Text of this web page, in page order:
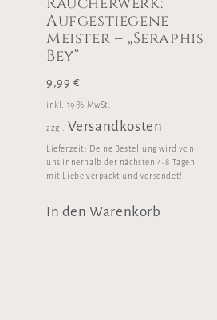
Aufgestiegene
Meister – „Seraphis
Bey“
9,99 €
inkl. 19 % MwSt.
zzgl. Versandkosten
Lieferzeit: Deine Bestellung wird von
uns innerhalb der nächsten 4-8 Tagen
mit Liebe verpackt und versendet!
In den Warenkorb